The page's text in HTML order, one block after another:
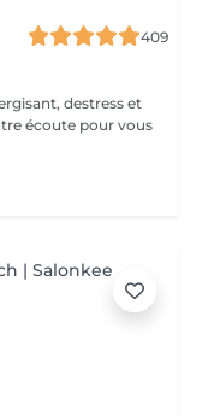
409
écoute pour vous